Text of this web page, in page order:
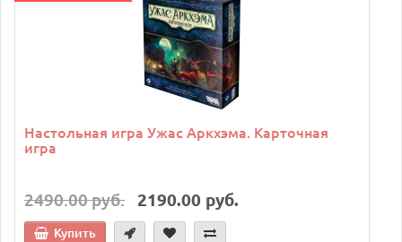
Настольная игра Ужас Аркхэма. Карточная
игра
2490.00 руб. 2190.00 руб.
Купить